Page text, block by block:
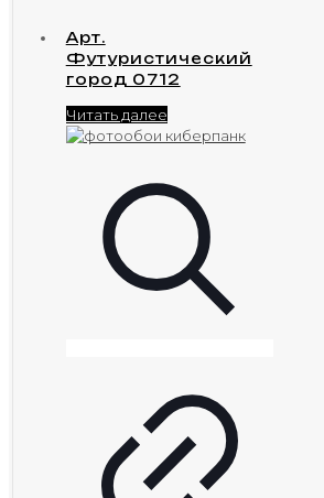
Арт.
Футуристический
город 0712
Читать далее